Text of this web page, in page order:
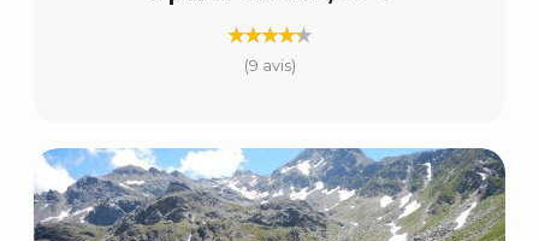
(9 avis)